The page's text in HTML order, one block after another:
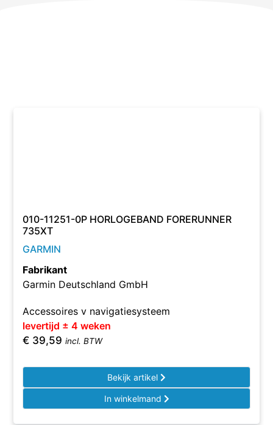
010-11251-0P HORLOGEBAND FORERUNNER
735XT
GARMIN
Fabrikant
Garmin Deutschland GmbH
Accessoires v navigatiesysteem
levertijd ± 4 weken
€ 39,59 incl. BTW
Bekijk artikel
In winkelmand